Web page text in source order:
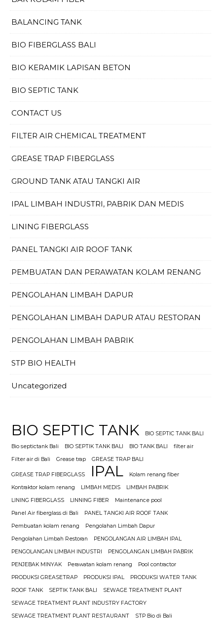
BALANCING TANK
BIO FIBERGLASS BALI
BIO KERAMIK LAPISAN BETON
BIO SEPTIC TANK
CONTACT US
FILTER AIR CHEMICAL TREATMENT
GREASE TRAP FIBERGLASS
GROUND TANK ATAU TANGKI AIR
IPAL LIMBAH INDUSTRI, PABRIK DAN MEDIS
LINING FIBERGLASS
PANEL TANGKI AIR ROOF TANK
PEMBUATAN DAN PERAWATAN KOLAM RENANG
PENGOLAHAN LIMBAH DAPUR
PENGOLAHAN LIMBAH DAPUR ATAU RESTORAN
PENGOLAHAN LIMBAH PABRIK
STP BIO HEALTH
Uncategorized
BIO SEPTIC TANK
BIO SEPTIC TANK BALI
Bio septictank Bali
BIO SEPTIK TANK BALI BIO TANK BALI
filter air
Filter air di Bali
Grease trap GREASE TRAP BALI
GREASE TRAP FIBERGLASS IPAL
Kolam renang fiber
Kontraktor kolam renang
LIMBAH MEDIS
LIMBAH PABRIK
LINING FIBERGLASS
LINNING FIBER
Maintenance pool
Panel Air fiberglass di Bali
PANEL TANGKI AIR ROOF TANK
Pembuatan kolam renang
Pengolahan Limbah Dapur
Pengolahan Limbah Restoran
PENGOLANGAN AIR LIMBAH IPAL
PENGOLANGAN LIMBAH INDUSTRI
PENGOLANGAN LIMBAH PABRIK
PENJEBAK MINYAK
Perawatan kolam renang
Pool contractor
PRODUKSI GREASETRAP
PRODUKSI IPAL
PRODUKSI WATER TANK
ROOF TANK
SEPTIK TANK BALI
SEWAGE TREATMENT PLANT
SEWAGE TREATMENT PLANT INDUSTRY FACTORY
SEWAGE TREATMENT PLANT RESTAURANT
STP Bio di Bali